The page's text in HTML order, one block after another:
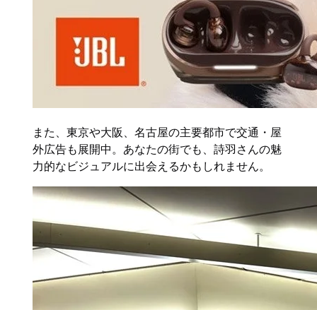
また、東京や大阪、名古屋の主要都市で交通・屋
外広告も展開中。あなたの街でも、詩羽さんの魅
力的なビジュアルに出会えるかもしれません。